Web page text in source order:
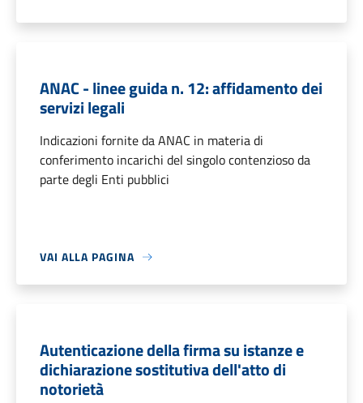
ANAC - linee guida n. 12: affidamento dei
servizi legali
Indicazioni fornite da ANAC in materia di
conferimento incarichi del singolo contenzioso da
parte degli Enti pubblici
VAI ALLA PAGINA
Autenticazione della firma su istanze e
dichiarazione sostitutiva dell'atto di
notorietà